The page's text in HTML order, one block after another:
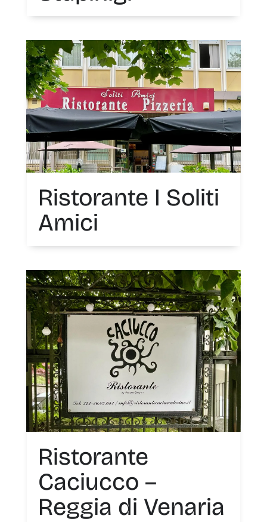
Ristorante I Soliti
Amici
Ristorante
Caciucco –
Reggia di Venaria